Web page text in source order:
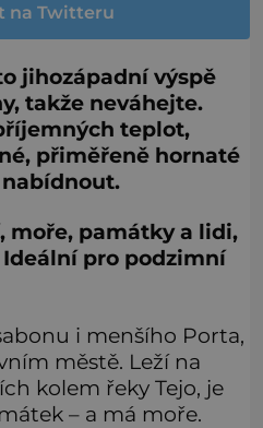
na Twitteru
jihozápadní výspě
takže neváhejte.
teplot,
přiměřeně hornaté
moře, památky a lidi,
Ideální pro podzimní
i menšího Porta,
městě. Leží na
kolem řeky Tejo, je
– a má moře.